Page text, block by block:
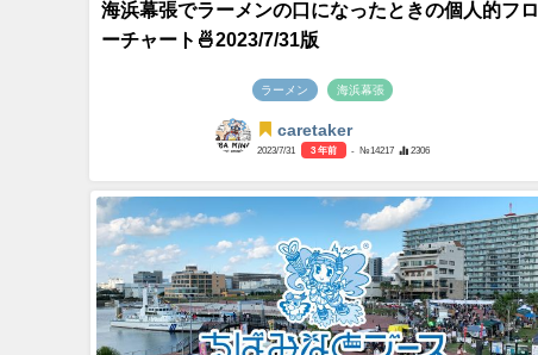
海浜幕張でラーメンの口になったときの個人的フロ
ーチャート🍜2023/7/31版
ラーメン 海浜幕張
caretaker
2023/7/31 3 年前 - №14217 2306